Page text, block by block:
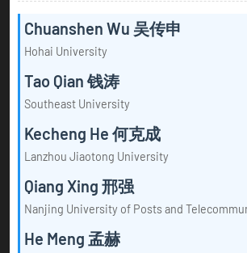
Chuanshen Wu 吴传申
Hohai University
Tao Qian 钱涛
Southeast University
Kecheng He 何克成
Lanzhou Jiaotong University
Qiang Xing 邢强
Nanjing University of Posts and
He Meng 孟赫